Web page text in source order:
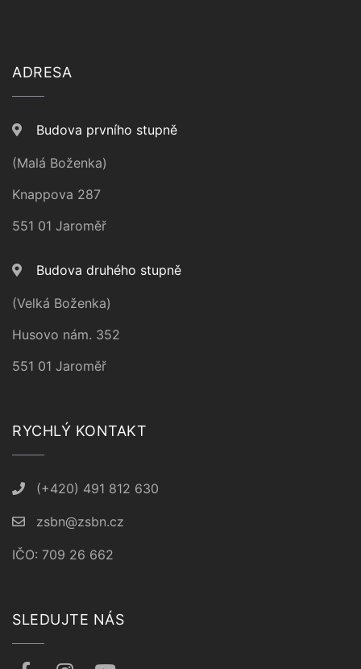
ADRESA
Budova prvního stupně
(Malá Boženka)
Knappova 287
551 01 Jaroměř
Budova druhého stupně
(Velká Boženka)
Husovo nám. 352
551 01 Jaroměř
RYCHLÝ KONTAKT
(+420) 491 812 630
zsbn@zsbn.cz
IČO: 709 26 662
SLEDUJTE NÁS